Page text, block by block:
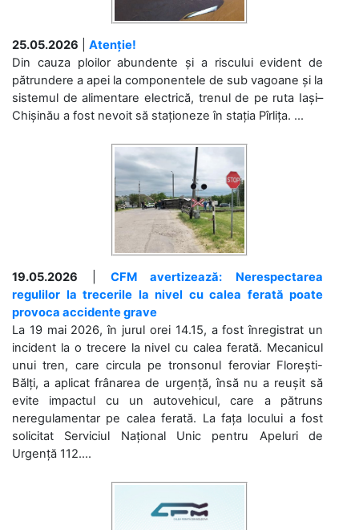
25.05.2026
Atenție!
Din cauza ploilor abundente și a riscului evident de
pătrundere a apei la componentele de sub vagoane și la
sistemul de alimentare electrică, trenul de pe ruta Iași–
Chișinău a fost nevoit să staționeze în stația Pîrlița. ...
19.05.2026
CFM avertizează: Nerespectarea
regulilor la trecerile la nivel cu calea ferată poate
provoca accidente grave
La 19 mai 2026, în jurul orei 14.15, a fost înregistrat un
incident la o trecere la nivel cu calea ferată. Mecanicul
unui tren, care circula pe tronsonul feroviar Florești-
Bălți, a aplicat frânarea de urgență, însă nu a reușit să
evite impactul cu un autovehicul, care a pătruns
neregulamentar pe calea ferată. La fața locului a fost
solicitat Serviciul Național Unic pentru Apeluri de
Urgență 112....